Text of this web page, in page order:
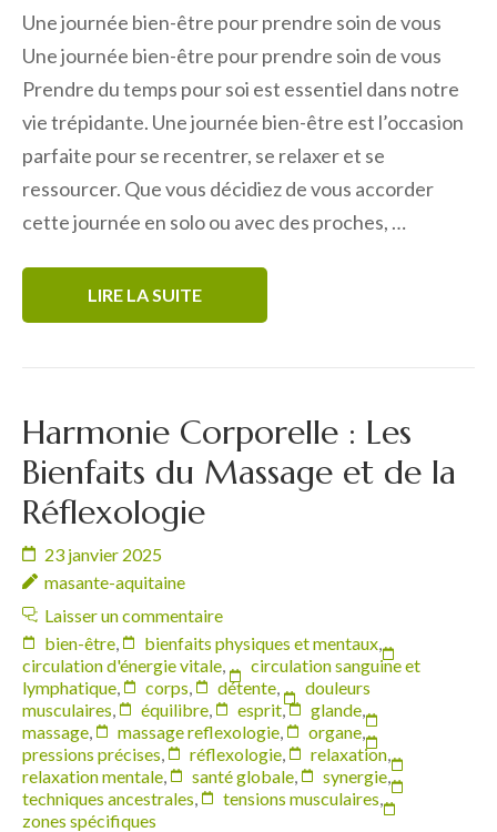
Une journée bien-être pour prendre soin de vous
Une journée bien-être pour prendre soin de vous
Prendre du temps pour soi est essentiel dans notre
vie trépidante. Une journée bien-être est l’occasion
parfaite pour se recentrer, se relaxer et se
ressourcer. Que vous décidiez de vous accorder
cette journée en solo ou avec des proches, …
LIRE LA SUITE
Harmonie Corporelle : Les
Bienfaits du Massage et de la
Réflexologie
23 janvier 2025
masante-aquitaine
Laisser un commentaire
bien-être, bienfaits physiques et mentaux,
circulation d'énergie vitale,
circulation sanguine et
lymphatique, corps, détente,
douleurs
musculaires, équilibre, esprit, glande,
massage, massage reflexologie, organe,
pressions précises, réflexologie, relaxation,
relaxation mentale, santé globale, synergie,
techniques ancestrales, tensions musculaires,
zones spécifiques